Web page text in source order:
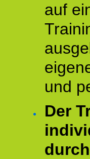
auf
und
Der